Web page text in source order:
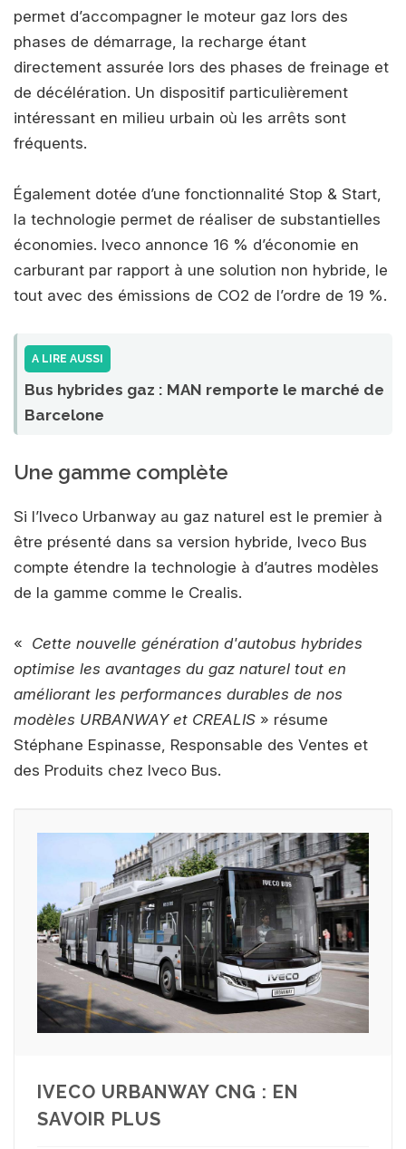
permet d’accompagner le moteur gaz lors des
phases de démarrage, la recharge étant
directement assurée lors des phases de freinage et
de décélération. Un dispositif particulièrement
intéressant en milieu urbain où les arrêts sont
fréquents.
Également dotée d’une fonctionnalité Stop & Start,
la technologie permet de réaliser de substantielles
économies. Iveco annonce 16 % d’économie en
carburant par rapport à une solution non hybride, le
tout avec des émissions de CO2 de l’ordre de 19 %.
A LIRE AUSSI
Bus hybrides gaz : MAN remporte le marché de
Barcelone
Une gamme complète
Si l’Iveco Urbanway au gaz naturel est le premier à
être présenté dans sa version hybride, Iveco Bus
compte étendre la technologie à d’autres modèles
de la gamme comme le Crealis.
« Cette nouvelle génération d'autobus hybrides
optimise les avantages du gaz naturel tout en
améliorant les performances durables de nos
modèles URBANWAY et CREALIS » résume
Stéphane Espinasse, Responsable des Ventes et
des Produits chez Iveco Bus.
IVECO URBANWAY CNG : EN
SAVOIR PLUS